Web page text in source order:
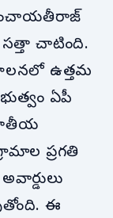
చాటింది.
ఉత్తమ
ఏపీ
ప్రగతి
ఈ